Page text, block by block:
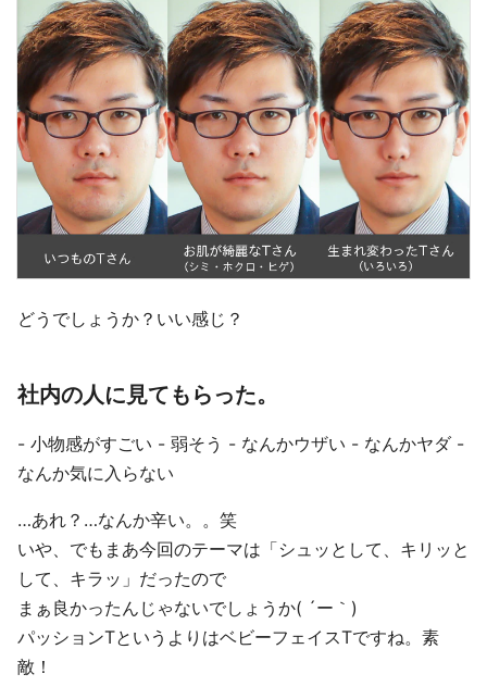
どうでしょうか？いい感じ？
社内の人に見てもらった。
- 小物感がすごい - 弱そう - なんかウザい - なんかヤダ -
なんか気に入らない
…あれ？…なんか辛い。。笑
いや、でもまあ今回のテーマは「シュッとして、キリッと
して、キラッ」だったので
まぁ良かったんじゃないでしょうか( ´ー｀)
パッションTというよりはベビーフェイスTですね。素
敵！